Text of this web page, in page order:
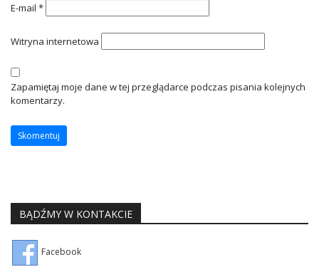
E-mail *
Witryna internetowa
Zapamiętaj moje dane w tej przeglądarce podczas pisania kolejnych
komentarzy.
BĄDŹMY W KONTAKCIE
Facebook